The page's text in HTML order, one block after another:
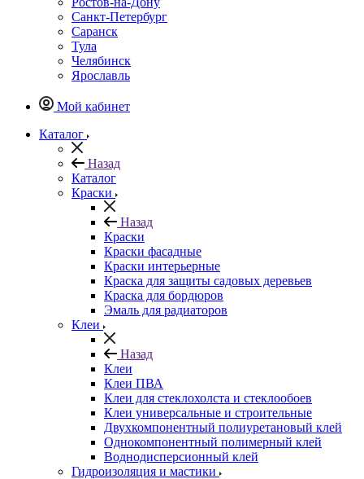
Санкт-Петербург
Саранск
Тула
Челябинск
Ярославль
Мой кабинет
Каталог
Назад
Каталог
Краски
Назад
Краски
Краски фасадные
Краски интерьерные
Краска для защиты садовых деревьев
⁠Краска для бордюров
Эмаль для радиаторов
Клеи
Назад
Клеи
Клеи ПВА
Клеи для стеклохолста и стеклообоев
Клеи универсальные и строительные
Двухкомпонентный полиуретановый клей
Однокомпонентный полимерный клей
Воднодисперсионный клей
Гидроизоляция и мастики